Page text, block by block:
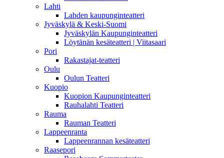
Lahti
Lahden kaupunginteatteri
Jyväskylä & Keski-Suomi
Jyväskylän Kaupunginteatteri
Löytänän kesäteatteri | Viitasaari
Pori
Rakastajat-teatteri
Oulu
Oulun Teatteri
Kuopio
Kuopion Kaupunginteatteri
Rauhalahti Teatteri
Rauma
Rauman Teatteri
Lappeenranta
Lappeenrannan kesäteatteri
Raasepori